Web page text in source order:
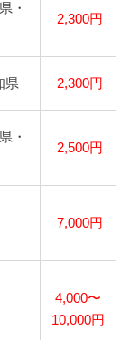
・
2,300円
県 2,300円
・
2,500円
7,000円
4,000〜
10,000円